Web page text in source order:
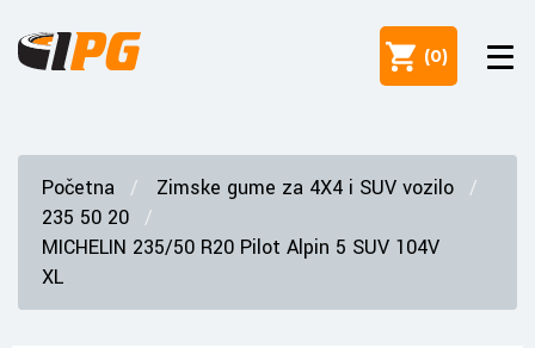
(0)
Početna
Zimske gume za 4X4 i SUV vozilo
235 50 20
MICHELIN 235/50 R20 Pilot Alpin 5 SUV 104V
XL